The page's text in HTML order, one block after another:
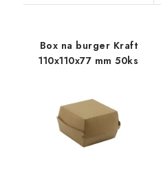
Box na burger Kraft
110x110x77 mm 50ks